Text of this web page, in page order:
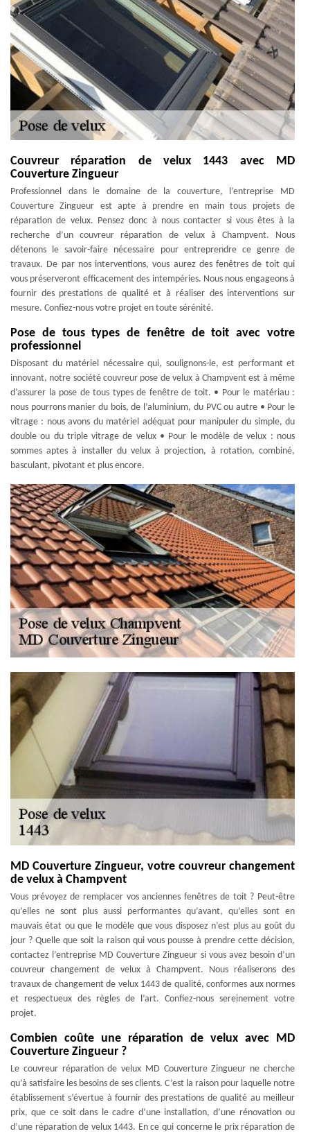
Couvreur réparation de velux 1443 avec MD
Couverture Zingueur
Professionnel dans le domaine de la couverture, l’entreprise MD
Couverture Zingueur est apte à prendre en main tous projets de
réparation de velux. Pensez donc à nous contacter si vous êtes à la
recherche d’un couvreur réparation de velux à Champvent. Nous
détenons le savoir-faire nécessaire pour entreprendre ce genre de
travaux. De par nos interventions, vous aurez des fenêtres de toit qui
vous préserveront efficacement des intempéries. Nous nous engageons à
fournir des prestations de qualité et à réaliser des interventions sur
mesure. Confiez-nous votre projet en toute sérénité.
Pose de tous types de fenêtre de toit avec votre
professionnel
Disposant du matériel nécessaire qui, soulignons-le, est performant et
innovant, notre société couvreur pose de velux à Champvent est à même
d’assurer la pose de tous types de fenêtre de toit. • Pour le matériau :
nous pourrons manier du bois, de l’aluminium, du PVC ou autre • Pour le
vitrage : nous avons du matériel adéquat pour manipuler du simple, du
double ou du triple vitrage de velux • Pour le modèle de velux : nous
sommes aptes à installer du velux à projection, à rotation, combiné,
basculant, pivotant et plus encore.
MD Couverture Zingueur, votre couvreur changement
de velux à Champvent
Vous prévoyez de remplacer vos anciennes fenêtres de toit ? Peut-être
qu’elles ne sont plus aussi performantes qu’avant, qu’elles sont en
mauvais état ou que le modèle que vous disposez n’est plus au goût du
jour ? Quelle que soit la raison qui vous pousse à prendre cette décision,
contactez l’entreprise MD Couverture Zingueur si vous avez besoin d’un
couvreur changement de velux à Champvent. Nous réaliserons des
travaux de changement de velux 1443 de qualité, conformes aux normes
et respectueux des règles de l’art. Confiez-nous sereinement votre
projet.
Combien coûte une réparation de velux avec MD
Couverture Zingueur ?
Le couvreur réparation de velux MD Couverture Zingueur ne cherche
qu’à satisfaire les besoins de ses clients. C’est la raison pour laquelle notre
établissement s’évertue à fournir des prestations de qualité au meilleur
prix, que ce soit dans le cadre d’une installation, d’une rénovation ou
d’une réparation de velux 1443. En ce qui concerne le prix réparation de